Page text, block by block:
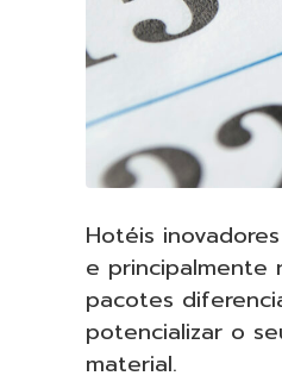
Hotéis
e principalmente
pacotes
potencializar o
material.